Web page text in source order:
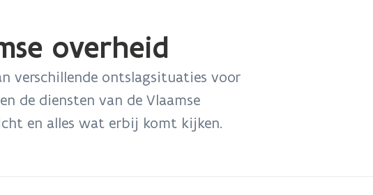
overheid
verschillende ontslagsituaties voor
de diensten van de Vlaamse
en alles wat erbij komt kijken.